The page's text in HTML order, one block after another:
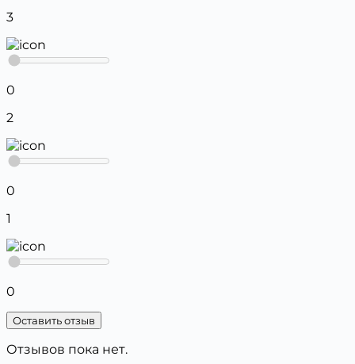
3
0
2
0
1
0
Оставить отзыв
Отзывов пока нет.